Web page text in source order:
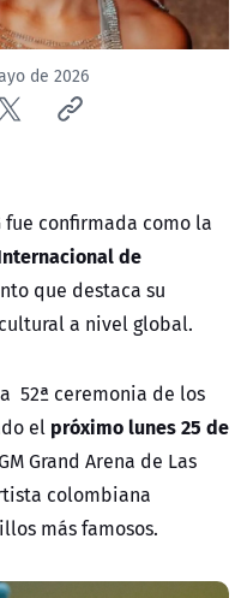
de 2026
confirmada como la
de
que destaca su
a nivel global.
52ª ceremonia de los
el próximo lunes 25 de
Grand Arena de Las
colombiana
más famosos.